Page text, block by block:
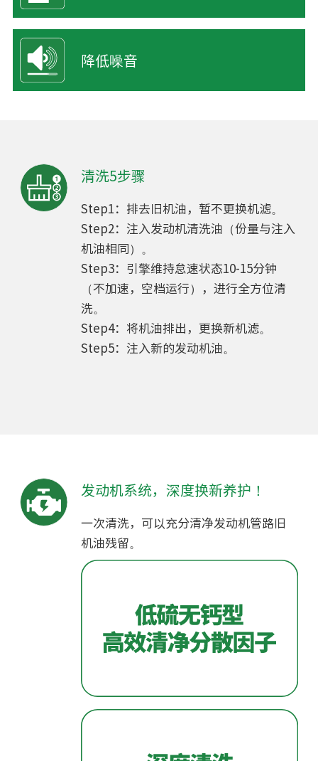
降低噪音
清洗5步骤
Step1：排去旧机油，暂不更换机滤。
Step2：注入发动机清洗油（份量与注入
机油相同）。
Step3：引擎维持怠速状态10-15分钟
（不加速，空档运行），进行全方位清
洗。
Step4：将机油排出，更换新机滤。
Step5：注入新的发动机油。
发动机系统，深度换新养护！
一次清洗，可以充分清净发动机管路旧
机油残留。